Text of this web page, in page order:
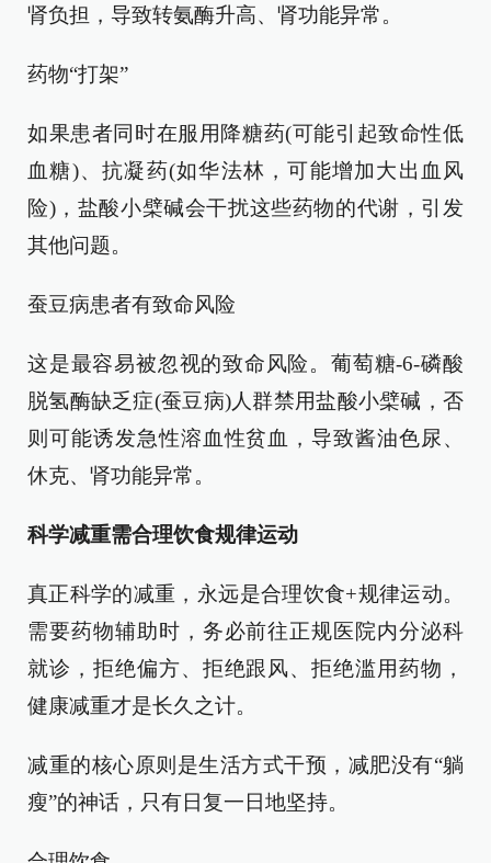
肾负担，导致转氨酶升高、肾功能异常。
药物“打架”
如果患者同时在服用降糖药(可能引起致命性低
血糖)、抗凝药(如华法林，可能增加大出血风
险)，盐酸小檗碱会干扰这些药物的代谢，引发
其他问题。
蚕豆病患者有致命风险
这是最容易被忽视的致命风险。葡萄糖-6-磷酸
脱氢酶缺乏症(蚕豆病)人群禁用盐酸小檗碱，否
则可能诱发急性溶血性贫血，导致酱油色尿、
休克、肾功能异常。
科学减重需合理饮食规律运动
真正科学的减重，永远是合理饮食+规律运动。
需要药物辅助时，务必前往正规医院内分泌科
就诊，拒绝偏方、拒绝跟风、拒绝滥用药物，
健康减重才是长久之计。
减重的核心原则是生活方式干预，减肥没有“躺
瘦”的神话，只有日复一日地坚持。